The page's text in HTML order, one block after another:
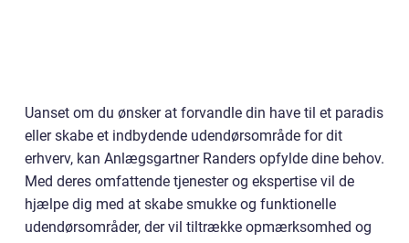
Uanset om du ønsker at forvandle din have til et paradis
eller skabe et indbydende udendørsområde for dit
erhverv, kan Anlægsgartner Randers opfylde dine behov.
Med deres omfattende tjenester og ekspertise vil de
hjælpe dig med at skabe smukke og funktionelle
udendørsområder, der vil tiltrække opmærksomhed og